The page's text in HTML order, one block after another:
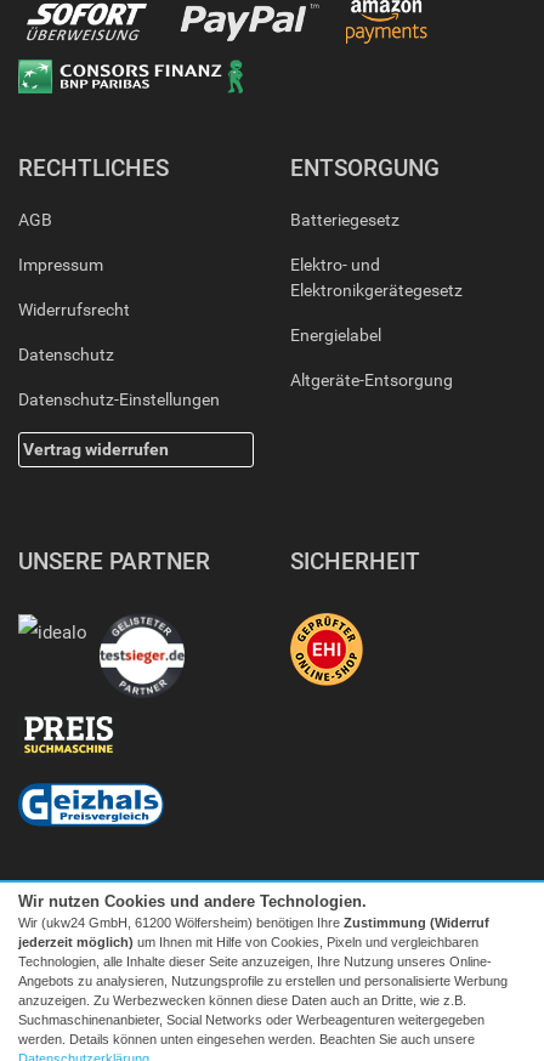
RECHTLICHES
AGB
Impressum
Widerrufsrecht
Datenschutz
Datenschutz-Einstellungen
Vertrag widerrufen
ENTSORGUNG
Batteriegesetz
Elektro- und
Elektronikgerätegesetz
Energielabel
Altgeräte-Entsorgung
UNSERE PARTNER SICHERHEIT
Facebook| twitter
Wir nutzen Cookies und andere Technologien.
Wir (ukw24 GmbH, 61200 Wölfersheim) benötigen Ihre Zustimmung (Widerruf
jederzeit möglich) um Ihnen mit Hilfe von Cookies, Pixeln und vergleichbaren
Technologien, alle Inhalte dieser Seite anzuzeigen, Ihre Nutzung unseres Online-
Angebots zu analysieren, Nutzungsprofile zu erstellen und personalisierte Werbung
anzuzeigen. Zu Werbezwecken können diese Daten auch an Dritte, wie z.B.
Suchmaschinenanbieter, Social Networks oder Werbeagenturen weitergegeben
werden. Details können unten eingesehen werden. Beachten Sie auch unsere